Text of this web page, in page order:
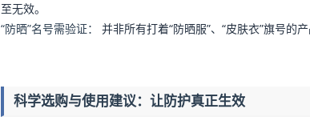
至无效。
“防晒”名号需验证：
并非所有打着“防晒服”、“皮肤衣”旗号的
科学选购与使用建议：让防护真正生效